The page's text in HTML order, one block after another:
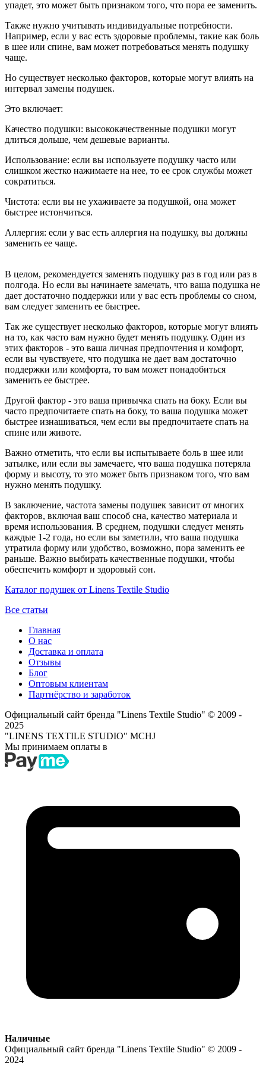
упадет, это может быть признаком того, что пора ее заменить.
Также нужно учитывать индивидуальные потребности.
Например, если у вас есть здоровые проблемы, такие как боль
в шее или спине, вам может потребоваться менять подушку
чаще.
Но существует несколько факторов, которые могут влиять на
интервал замены подушек.
Это включает:
Качество подушки: высококачественные подушки могут
длиться дольше, чем дешевые варианты.
Использование: если вы используете подушку часто или
слишком жестко нажимаете на нее, то ее срок службы может
сократиться.
Чистота: если вы не ухаживаете за подушкой, она может
быстрее истончиться.
Аллергия: если у вас есть аллергия на подушку, вы должны
заменить ее чаще.
В целом, рекомендуется заменять подушку раз в год или раз в
полгода. Но если вы начинаете замечать, что ваша подушка не
дает достаточно поддержки или у вас есть проблемы со сном,
вам следует заменить ее быстрее.
Так же существует несколько факторов, которые могут влиять
на то, как часто вам нужно будет менять подушку. Один из
этих факторов - это ваша личная предпочтения и комфорт,
если вы чувствуете, что подушка не дает вам достаточно
поддержки или комфорта, то вам может понадобиться
заменить ее быстрее.
Другой фактор - это ваша привычка спать на боку. Если вы
часто предпочитаете спать на боку, то ваша подушка может
быстрее изнашиваться, чем если вы предпочитаете спать на
спине или животе.
Важно отметить, что если вы испытываете боль в шее или
затылке, или если вы замечаете, что ваша подушка потеряла
форму и высоту, то это может быть признаком того, что вам
нужно менять подушку.
В заключение, частота замены подушек зависит от многих
факторов, включая ваш способ сна, качество материала и
время использования. В среднем, подушки следует менять
каждые 1-2 года, но если вы заметили, что ваша подушка
утратила форму или удобство, возможно, пора заменить ее
раньше. Важно выбирать качественные подушки, чтобы
обеспечить комфорт и здоровый сон.
Каталог подушек от Linens Textile Studio
Все статьи
Главная
О нас
Доставка и оплата
Отзывы
Блог
Оптовым клиентам
Партнёрство и заработок
Официальный сайт бренда "Linens Textile Studio" © 2009 -
2025
"LINENS TEXTILE STUDIO" MCHJ
Мы принимаем оплаты в
Наличные
Официальный сайт бренда "Linens Textile Studio" © 2009 -
2024